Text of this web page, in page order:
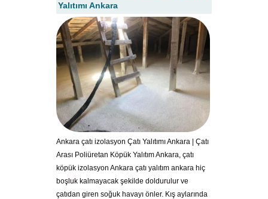
Yalıtımı Ankara
Ankara çatı izolasyon Çatı Yalıtımı Ankara | Çatı
Arası Poliüretan Köpük Yalıtım Ankara, çatı
köpük izolasyon Ankara çatı yalıtım ankara hiç
boşluk kalmayacak şekilde doldurulur ve
çatıdan giren soğuk havayı önler. Kış aylarında